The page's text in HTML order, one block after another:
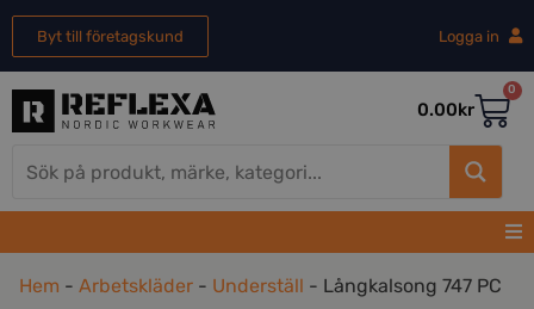
Byt till företagskund Logga in
0.00kr
0
Hem - Arbetskläder - Underställ - Långkalsong 747 PC